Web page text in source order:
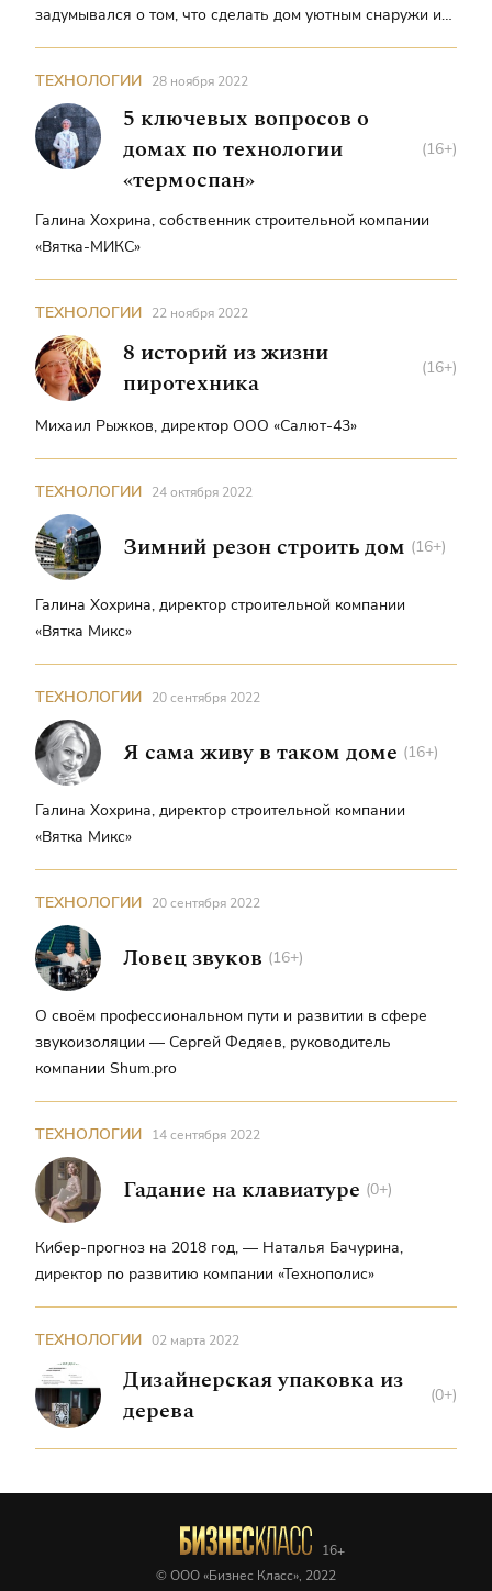
задумывался о том, что сделать дом уютным снаружи и
представить своим клиентам широкий ассортимент
решений из пенопласта для дома. Причем, выполненным
по инновационным технологиям. Так что отделка здания
снаружи и внутри прослужит ровно столько, сколько
ТЕХНОЛОГИИ 28 ноября 2022
5 ключевых вопросов о
домах по технологии
«термоспан»
(16+)
Галина Хохрина, собственник строительной компании
«Вятка-МИКС»
ТЕХНОЛОГИИ 22 ноября 2022
8 историй из жизни
пиротехника
(16+)
Михаил Рыжков, директор ООО «Салют-43»
ТЕХНОЛОГИИ 24 октября 2022
Зимний резон строить дом (16+)
Галина Хохрина, директор строительной компании
«Вятка Микс»
ТЕХНОЛОГИИ 20 сентября 2022
Я сама живу в таком доме (16+)
Галина Хохрина, директор строительной компании
«Вятка Микс»
ТЕХНОЛОГИИ 20 сентября 2022
Ловец звуков (16+)
О своём профессиональном пути и развитии в сфере
звукоизоляции — Сергей Федяев, руководитель
компании Shum.pro
ТЕХНОЛОГИИ 14 сентября 2022
Гадание на клавиатуре (0+)
Кибер-прогноз на 2018 год, — Наталья Бачурина,
директор по развитию компании «Технополис»
ТЕХНОЛОГИИ 02 марта 2022
Дизайнерская упаковка из
дерева
(0+)
© ООО «Бизнес Класс», 2022